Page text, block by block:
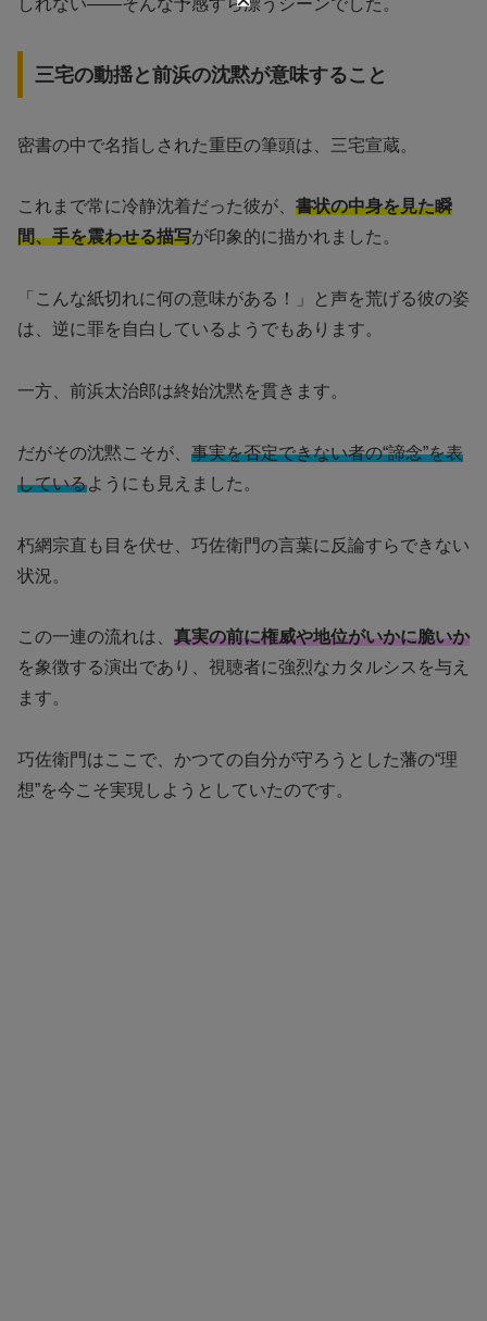
しれない――そんな予感すら漂うシーンでした。
三宅の動揺と前浜の沈黙が意味すること
密書の中で名指しされた重臣の筆頭は、三宅宣蔵。
これまで常に冷静沈着だった彼が、 書状の中身を見た瞬
間、手を震わせる描写が印象的に描かれました。
「こんな紙切れに何の意味がある！」と声を荒げる彼の姿
は、逆に罪を自白しているようでもあります。
一方、前浜太治郎は終始沈黙を貫きます。
だがその沈黙こそが、 事実を否定できない者の“諦念”を表
しているようにも見えました。
朽網宗直も目を伏せ、巧佐衛門の言葉に反論すらできない
状況。
この一連の流れは、 真実の前に権威や地位がいかに脆いか
を象徴する演出であり、視聴者に強烈なカタルシスを与え
ます。
巧佐衛門はここで、かつての自分が守ろうとした藩の“理
想”を今こそ実現しようとしていたのです。